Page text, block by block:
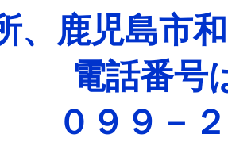
、鹿児島市
電話番号
０９９－